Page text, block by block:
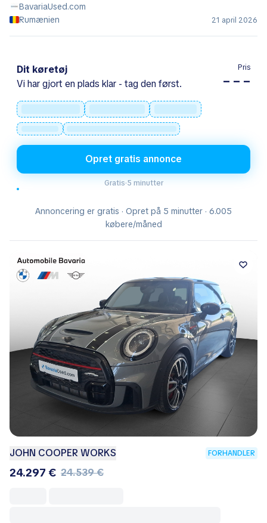
BavariaUsed.com
Rumænien
21 april 2026
Dit køretøj
Vi har gjort en plads klar - tag den først.
Pris
– – –
Opret gratis annonce
Gratis·5 minutter
Annoncering er gratis · Opret på 5 minutter · 6.005
købere/måned
JOHN COOPER WORKS FORHANDLER
24.297 € 24.539 €